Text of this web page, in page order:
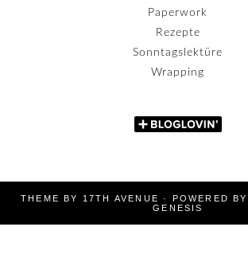
Paperwork
Rezepte
Sonntagslektüre
Wrapping
THEME BY 17TH AVENUE · POWERED BY
GENESIS